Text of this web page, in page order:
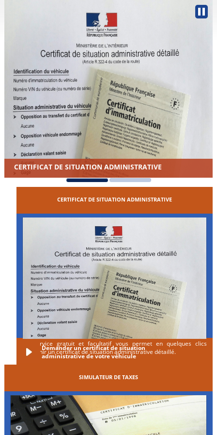
CERTIFICAT DE SITUATION ADMINISTRATIVE
CERTIFICAT DE SITUATION ADMINISTRATIVE
Ce service gratuit et facultatif vous permet en quelques clics
d'obtenir un certificat de situation administrative détaillé.
Demander un certificat de situation
administrative de votre véhicule
SIMULATEUR DE TAXES